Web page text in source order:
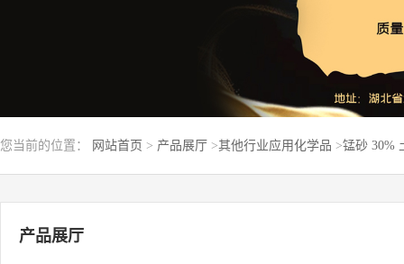
您当前的位置： 网站首页 > 产品展厅 >其他行业应用化学品 >锰砂 30%
产品展厅